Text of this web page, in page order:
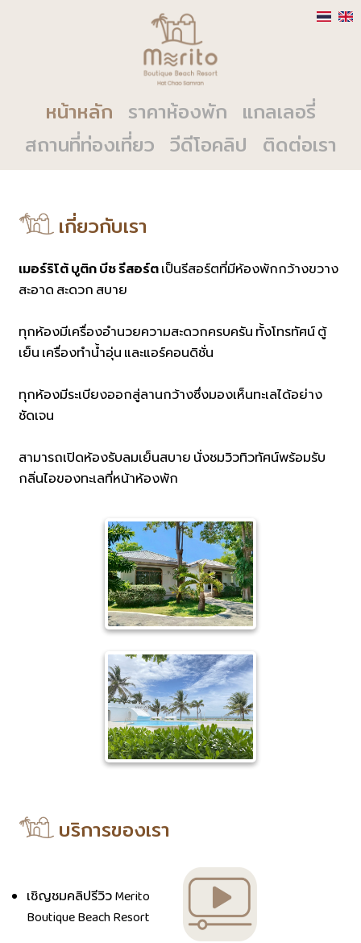
หน้าหลัก ราคาห้องพัก แกลเลอรี่
สถานที่ท่องเที่ยว วีดีโอคลิป ติดต่อเรา
เกี่ยวกับเรา
เมอร์ริโต้ บูติก บีช รีสอร์ตเป็นรีสอร์ตที่มีห้องพักกว้างขวาง
สะอาด สะดวก สบาย
ทุกห้องมีเครื่องอำนวยความสะดวกครบครัน ทั้งโทรทัศน์ ตู้
เย็น เครื่องทำน้ำอุ่น และแอร์คอนดิชั่น
ทุกห้องมีระเบียงออกสู่ลานกว้างซึ่งมองเห็นทะเลได้อย่าง
ชัดเจน
สามารถเปิดห้องรับลมเย็นสบาย นั่งชมวิวทิวทัศน์พร้อมรับ
กลิ่นไอของทะเลที่หน้าห้องพัก
บริการของเรา
เชิญชมคลิปรีวิว Merito
Boutique Beach Resort